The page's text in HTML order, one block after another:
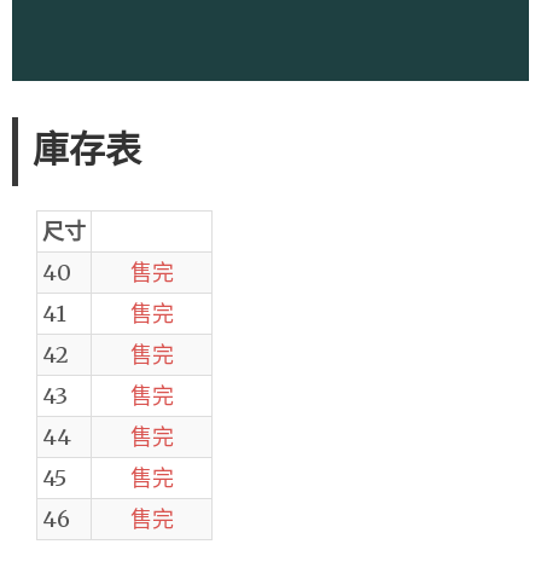
庫存表
尺寸
40
售完
41
售完
42
售完
43
售完
44
售完
45
售完
46
售完